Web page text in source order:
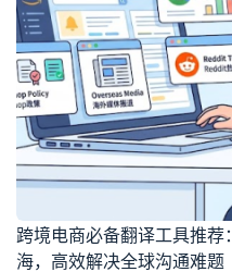
跨境电商必备翻译工具推荐
海，高效解决全球沟通难题